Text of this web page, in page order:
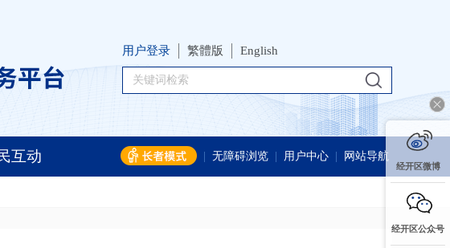
用户登录 繁體版 English
互动 无障碍浏览 用户中心 网站导航
经开区微博
经开区公众号